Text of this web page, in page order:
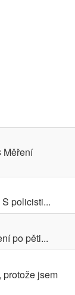
Měření
policisti...
po pěti...
protože jsem